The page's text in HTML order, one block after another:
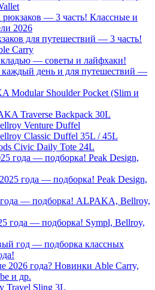
рюкзаков — 3 часть! Классные и
2026
для путешествий — 3 часть!
Carry
кладью — советы и лайфхаки!
каждый день и для путешествий —
Modular Shoulder Pocket (Slim и
Traverse Backpack 30L
Venture Duffel
Classic Duffel 35L / 45L
Civic Daily Tote 24L
года — подборка! Peak Design,
года — подборка! Peak Design,
— подборка! ALPAKA, Bellroy,
года — подборка! Sympl, Bellroy,
год — подборка классных
2026 года? Новинки Able Carry,
и др.
Travel Sling 3L